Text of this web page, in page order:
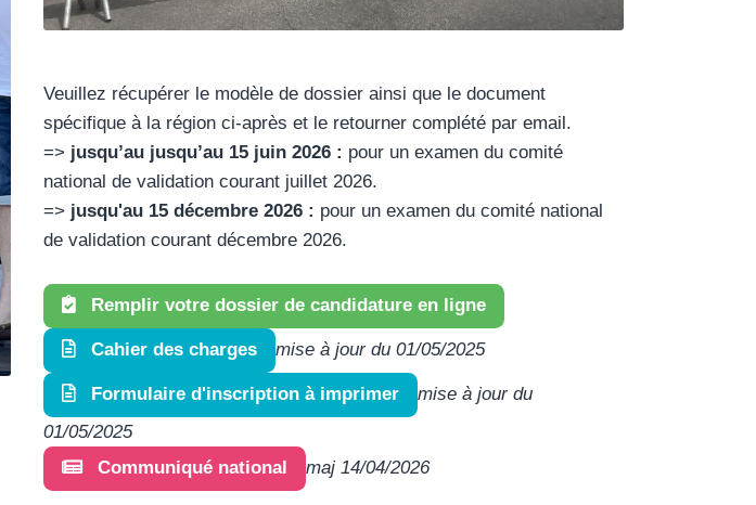
Veuillez récupérer le modèle de dossier ainsi que le document
spécifique à la région ci-après et le retourner complété par email.
=> jusqu’au jusqu’au 15 juin 2026 : pour un examen du comité
national de validation courant juillet 2026.
=> jusqu'au 15 décembre 2026 : pour un examen du comité national
de validation courant décembre 2026.
Remplir votre dossier de candidature en ligne
Cahier des charges mise à jour du 01/05/2025
Formulaire d'inscription à imprimer
mise à jour du
01/05/2025
Communiqué national
maj 14/04/2026